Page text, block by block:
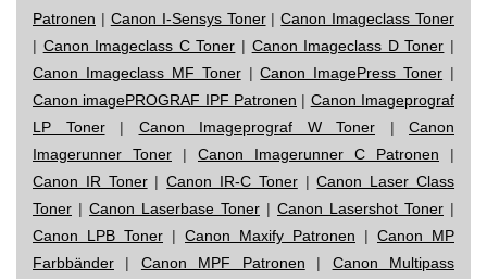
Patronen | Canon I-Sensys Toner|Canon Imageclass Toner
| Canon Imageclass C Toner | Canon Imageclass D Toner |
Canon Imageclass MF Toner|Canon ImagePress Toner |
Canon imagePROGRAF IPF Patronen | Canon Imageprograf
LP Toner| Canon Imageprograf W Toner | Canon
Imagerunner Toner | Canon Imagerunner C Patronen |
Canon IR Toner|Canon IR-C Toner|Canon Laser Class
Toner | Canon Laserbase Toner | Canon Lasershot Toner |
Canon LPB Toner | Canon Maxify Patronen | Canon MP
Farbbänder | Canon MPF Patronen | Canon Multipass